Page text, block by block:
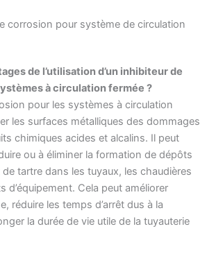
corrosion pour système de circulation
de l’utilisation d’un inhibiteur de
à circulation fermée ?
pour les systèmes à circulation
les surfaces métalliques des dommages
chimiques acides et alcalins. Il peut
ou à éliminer la formation de dépôts
tartre dans les tuyaux, les chaudières
d’équipement. Cela peut améliorer
réduire les temps d’arrêt dus à la
la durée de vie utile de la tuyauterie